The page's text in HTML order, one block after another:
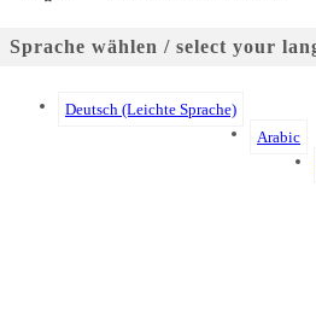
Sprache wählen / select your
Deutsch (Leichte Sprache)
Arabic